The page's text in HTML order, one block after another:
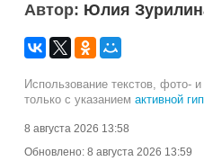
Автор: Юлия
Использование текстов, фото-
только с указанием активной
8 августа 2026 13:58
Обновлено: 8 августа 2026 13:59